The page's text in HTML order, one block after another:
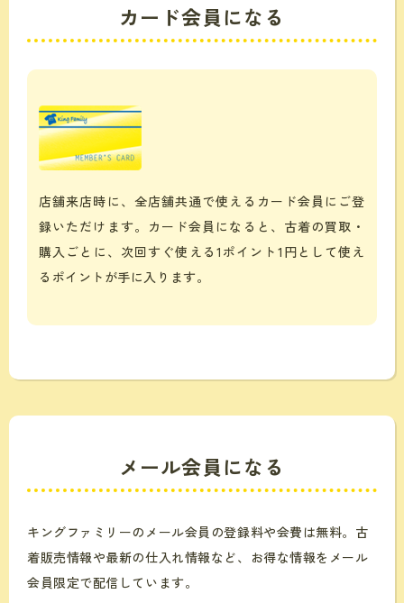
カード会員になる
店舗来店時に、全店舗共通で使えるカード会員にご登
録いただけます。カード会員になると、古着の買取・
購入ごとに、次回すぐ使える1ポイント1円として使え
るポイントが手に入ります。
メール会員になる
キングファミリーのメール会員の登録料や会費は無料。 古
着販売情報や最新の仕入れ情報など、お得な情報をメール
会員限定で配信しています。